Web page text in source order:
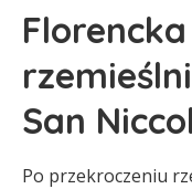
San
Po przekroczeniu